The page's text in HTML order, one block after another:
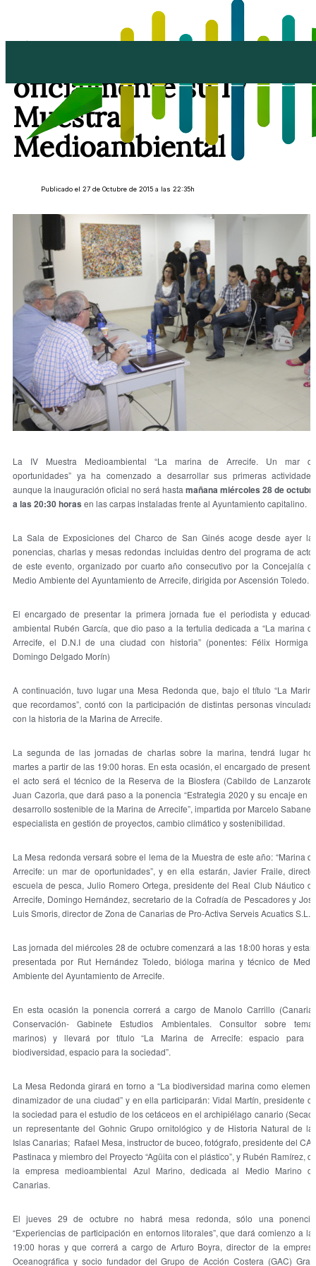
oficialmente su IV
Muestra
Medioambiental
Publicado el 27 de Octubre de 2015 a las 22:35h
La IV Muestra Medioambiental “La marina de Arrecife. Un mar
oportunidades” ya ha comenzado a desarrollar sus primeras
aunque la inauguración oficial no será hasta mañana miércoles 28 de
a las 20:30 horas en las carpas instaladas frente al Ayuntamiento capitalino.
La Sala de Exposiciones del Charco de San Ginés acoge desde ayer
ponencias, charlas y mesas redondas incluidas dentro del programa de
de este evento, organizado por cuarto año consecutivo por la Concejalía
Medio Ambiente del Ayuntamiento de Arrecife, dirigida por Ascensión Toledo.
El encargado de presentar la primera jornada fue el periodista y
ambiental Rubén García, que dio paso a la tertulia dedicada a “La marina
Arrecife, el D.N.I de una ciudad con historia” (ponentes: Félix Hormiga
Domingo Delgado Morín)
A continuación, tuvo lugar una Mesa Redonda que, bajo el título “La
que recordamos”, contó con la participación de distintas personas
con la historia de la Marina de Arrecife.
La segunda de las jornadas de charlas sobre la marina, tendrá lugar
martes a partir de las 19:00 horas. En esta ocasión, el encargado de
el acto será el técnico de la Reserva de la Biosfera (Cabildo de
Juan Cazorla, que dará paso a la ponencia “Estrategia 2020 y su encaje en
desarrollo sostenible de la Marina de Arrecife”, impartida por Marcelo
especialista en gestión de proyectos, cambio climático y sostenibilidad.
La Mesa redonda versará sobre el lema de la Muestra de este año: “Marina
Arrecife: un mar de oportunidades”, y en ella estarán, Javier Fraile,
escuela de pesca, Julio Romero Ortega, presidente del Real Club Náutico
Arrecife, Domingo Hernández, secretario de la Cofradía de Pescadores y
Luis Smoris, director de Zona de Canarias de Pro-Activa Serveis Acuatics S.L.
Las jornada del miércoles 28 de octubre comenzará a las 18:00 horas y
presentada por Rut Hernández Toledo, bióloga marina y técnico de
Ambiente del Ayuntamiento de Arrecife.
En esta ocasión la ponencia correrá a cargo de Manolo Carrillo
Conservación- Gabinete Estudios Ambientales. Consultor sobre
marinos) y llevará por título “La Marina de Arrecife: espacio para
biodiversidad, espacio para la sociedad”.
La Mesa Redonda girará en torno a “La biodiversidad marina como
dinamizador de una ciudad” y en ella participarán: Vidal Martín, presidente
la sociedad para el estudio de los cetáceos en el archipiélago canario
un representante del Gohnic Grupo ornitológico y de Historia Natural de
Islas Canarias; Rafael Mesa, instructor de buceo, fotógrafo, presidente del
Pastinaca y miembro del Proyecto “Agüita con el plástico”, y Rubén Ramírez,
la empresa medioambiental Azul Marino, dedicada al Medio Marino
Canarias.
El jueves 29 de octubre no habrá mesa redonda, sólo una
“Experiencias de participación en entornos litorales”, que dará comienzo a
19:00 horas y que correrá a cargo de Arturo Boyra, director de la
Oceanográfica y socio fundador del Grupo de Acción Costera (GAC)